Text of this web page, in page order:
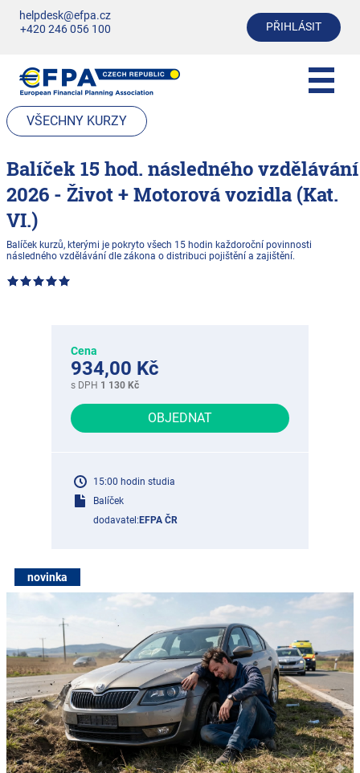
helpdesk@efpa.cz
+420 246 056 100
PŘIHLÁSIT
VŠECHNY KURZY
Balíček 15 hod. následného vzdělávání
2026 - Život + Motorová vozidla (Kat.
VI.)
Balíček kurzů, kterými je pokryto všech 15 hodin každoroční povinnosti
následného vzdělávání dle zákona o distribuci pojištění a zajištění.
novinka
Cena
934,00 Kč
s DPH 1 130 Kč
OBJEDNAT
15:00 hodin studia
Balíček
dodavatel: EFPA ČR